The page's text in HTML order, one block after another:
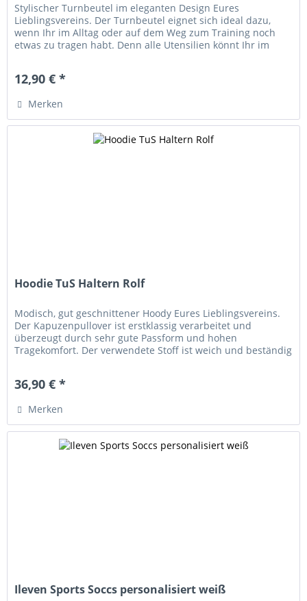
Stylischer Turnbeutel im eleganten Design Eures
Lieblingsvereins. Der Turnbeutel eignet sich ideal dazu,
wenn Ihr im Alltag oder auf dem Weg zum Training noch
etwas zu tragen habt. Denn alle Utensilien könnt Ihr im
12,90 € *
Merken
Hoodie TuS Haltern Rolf
Modisch, gut geschnittener Hoody Eures Lieblingsvereins.
Der Kapuzenpullover ist erstklassig verarbeitet und
überzeugt durch sehr gute Passform und hohen
Tragekomfort. Der verwendete Stoff ist weich und beständig
36,90 € *
Merken
Ileven Sports Soccs personalisiert weiß